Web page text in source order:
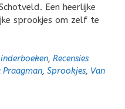
Een heerlijke
sprookjes om zelf te
, Recensies
, Sprookjes, Van